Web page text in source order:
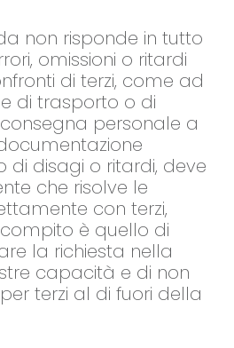
non risponde in tutto
omissioni o ritardi
di terzi, come ad
di trasporto o di
personale a
di disagi o ritardi, deve
che risolve le
con terzi,
è quello di
la richiesta nella
capacità e di non
terzi al di fuori della